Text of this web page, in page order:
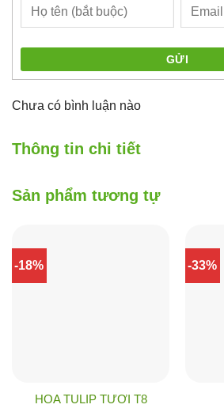
GỬI
Chưa có bình luận nào
Thông tin chi tiết
Sản phẩm tương tự
-18%
HOA TULIP TƯƠI T8
-33%